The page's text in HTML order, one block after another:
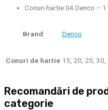
Conuri hartie 04 Denco –
Brand Denco
Conuri de hartie 15, 20, 25, 30,
Recomandări de
categorie